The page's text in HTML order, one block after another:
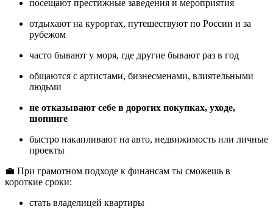
посещают престижные заведения и мероприятия
отдыхают на курортах, путешествуют по России и за
рубежом
часто бывают у моря, где другие бывают раз в год
общаются с артистами, бизнесменами, влиятельными
людьми
не отказывают себе в дорогих покупках, уходе,
шопинге
быстро накапливают на авто, недвижимость или личные
проекты
💼 При грамотном подходе к финансам ты сможешь в
короткие сроки:
стать владелицей квартиры